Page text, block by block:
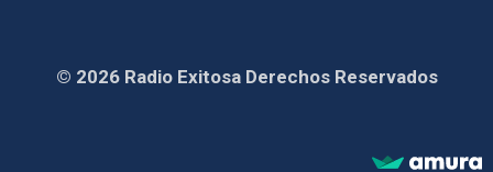
© 2026 Radio Exitosa Derechos Reservados